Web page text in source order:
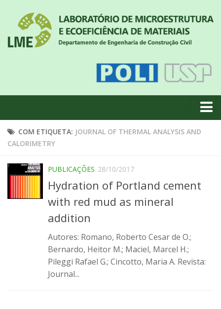
Quem somos
Notícias
Geral
Projetos de pesquisa
Eventos
Infraestrutura
Materiais cimentícios ecoeficientes
COM ETIQUETA: JOURNAL OF THERMAL ANALYSIS AND
CALORIMETRY
PUBLICAÇÕES 28/10/2017
Hydration of Portland cement
with red mud as mineral
addition
Autores: Romano, Roberto Cesar de O.;
Bernardo, Heitor M.; Maciel, Marcel H.;
Pileggi Rafael G.; Cincotto, Maria A. Revista:
Journal...